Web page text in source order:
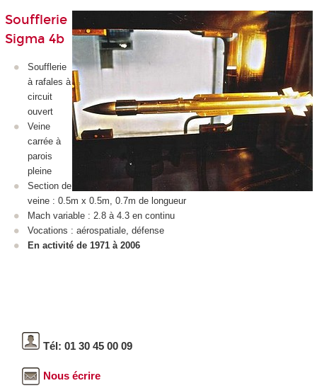
Soufflerie
Sigma 4b
Soufflerie
à rafales à
circuit
ouvert
Veine
carrée à
parois
pleine
Section de
veine : 0.5m x 0.5m, 0.7m de longueur
Mach variable : 2.8 à 4.3 en continu
Vocations : aérospatiale, défense
En activité de 1971 à 2006
Tél: 01 30 45 00 09
Nous écrire